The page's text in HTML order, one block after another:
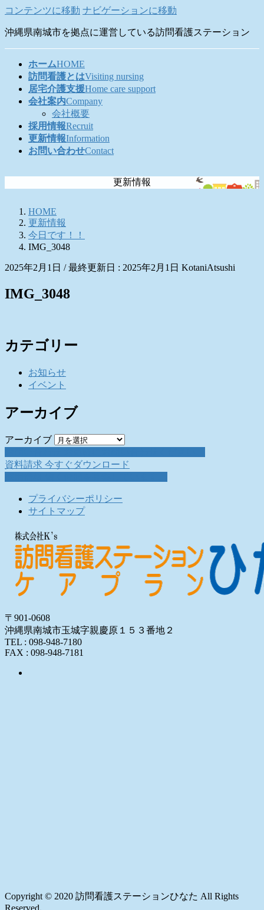
コンテンツに移動 ナビゲーションに移動
沖縄県南城市を拠点に運営している訪問看護ステーション
ホームHOME
訪問看護とはVisiting nursing
居宅介護支援Home care support
会社案内Company
会社概要
採用情報Recruit
更新情報Information
お問い合わせContact
更新情報
HOME
更新情報
今日です！！
IMG_3048
2025年2月1日 / 最終更新日 : 2025年2月1日 KotaniAtsushi
IMG_3048
カテゴリー
お知らせ
イベント
アーカイブ
アーカイブ
資料請求 今すぐダウンロード
プライバシーポリシー
サイトマップ
〒901-0608
沖縄県南城市玉城字親慶原１５３番地２
TEL : 098-948-7180
FAX : 098-948-7181
Copyright © 2020 訪問看護ステーションひなた All Rights
Reserved.